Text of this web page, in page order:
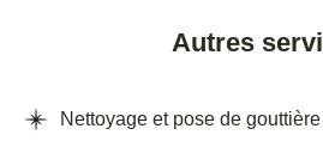
Autres
Nettoyage et pose de